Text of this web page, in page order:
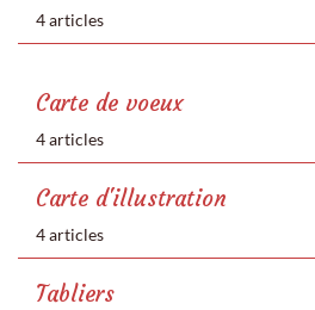
4 articles
Carte de voeux
4 articles
Carte d'illustration
4 articles
Tabliers